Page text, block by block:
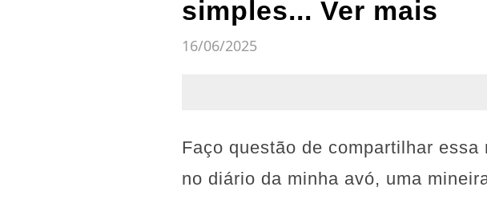
simples... Ver mais
16/06/2025
Faço questão de compartilhar
no diário da minha avó, uma